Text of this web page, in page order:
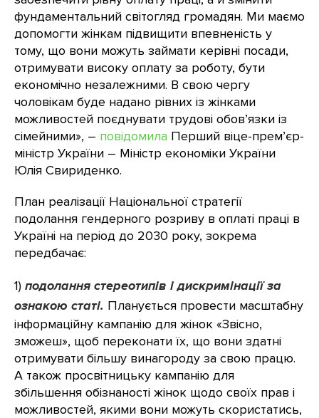
фундаментальний світогляд громадян. Ми маємо
допомогти жінкам підвищити впевненість у
тому, що вони можуть займати керівні посади,
отримувати високу оплату за роботу, бути
економічно незалежними. В свою чергу
чоловікам буде надано рівних із жінками
можливостей поєднувати трудові обов’язки із
сімейними», – повідомила Перший віце-прем’єр-
міністр України – Міністр економіки України
Юлія Свириденко.
План реалізації Національної стратегії
подолання гендерного розриву в оплаті праці в
Україні на період до 2030 року, зокрема
передбачає:
1) подолання стереотипів і дискримінації за
ознакою статі. Планується провести масштабну
інформаційну кампанію для жінок «Звісно,
зможеш», щоб переконати їх, що вони здатні
отримувати більшу винагороду за свою працю.
А також просвітницьку кампанію для
збільшення обізнаності жінок щодо своїх прав і
можливостей, якими вони можуть скористатись,